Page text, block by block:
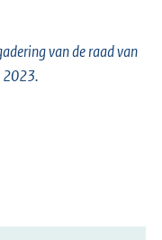
van de raad van
2023.